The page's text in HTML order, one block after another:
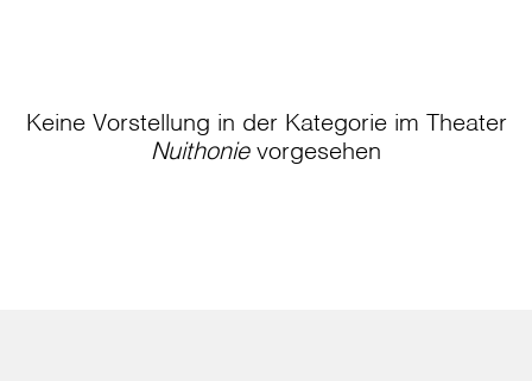
Keine Vorstellung in der Kategorie im Theater
Nuithonievorgesehen